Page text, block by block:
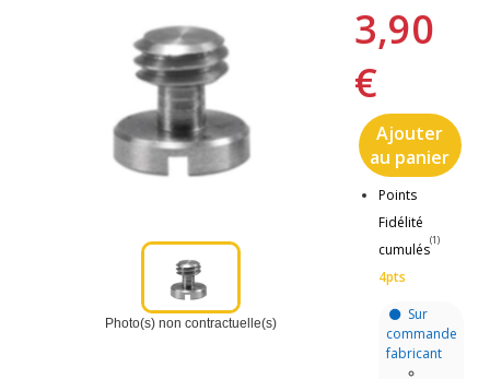
Photo(s) non contractuelle(s)
3,90
€
Ajouter
au panier
Points
Fidélité
cumulés
(1)
4pts
Sur
commande
fabricant